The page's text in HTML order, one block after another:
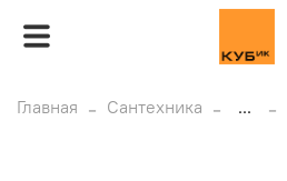
Главная Сантехника ...